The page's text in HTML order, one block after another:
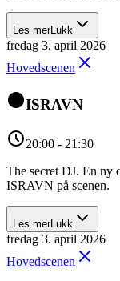
Les merLukk
fredag 3. april 2026
Hovedscenen
ISRAVN
20:00 - 21:30
The secret DJ. En ny
ISRAVN på scenen.
Les merLukk
fredag 3. april 2026
Hovedscenen